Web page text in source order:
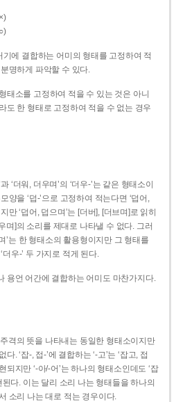
기에 결합하는 어미의 형태를 고정하여 적
명하게 파악할 수 있다.
태소를 고정하여 적을 수 있는 것은 아니
도 한 형태로 고정하여 적을 수 없는 경우
‘더워, 더우며’의 ‘더우-­’는 같은 형태소이
양을 ‘덥-­’으로 고정하여 적는다면 ‘덥어,
만 ‘덥어, 덥으며’는 [더버], [더브며]로 읽히
며]의 소리를 제대로 나타낼 수 없다. 그러
’는 한 형태소의 활용형이지만 그 형태를
더우-’ 두 가지로 적게 된다.
용언 어간에 결합하는 어미도 마찬가지다.
주격의 뜻을 나타내는 동일한 형태소이지만
. ‘잡-, 접-’에 결합하는 ‘-고’는 ‘잡고, 접
되지만 ‘-아/-어’는 하나의 형태소인데도 ‘잡
다. 이는 달리 소리 나는 형태들을 하나의
소리 나는 대로 적는 경우이다.